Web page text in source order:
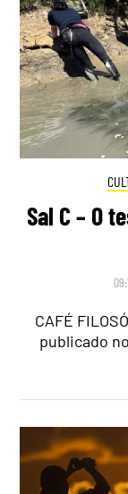
Sal C – O
CAFÉ
publicado